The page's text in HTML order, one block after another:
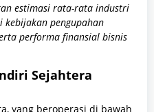
estimasi rata-rata industri
pengupahan
performa finansial bisnis
Sejahtera
yang beroperasi di bawah